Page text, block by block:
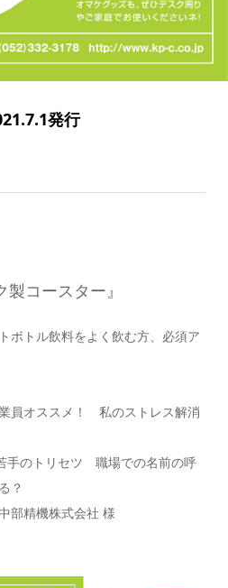
発行
コースター』
ボトル飲料をよく飲む方、必須ア
員オススメ！ 私のストレス解消
手のトリセツ 職場での名前の呼
？
部精機株式会社 様